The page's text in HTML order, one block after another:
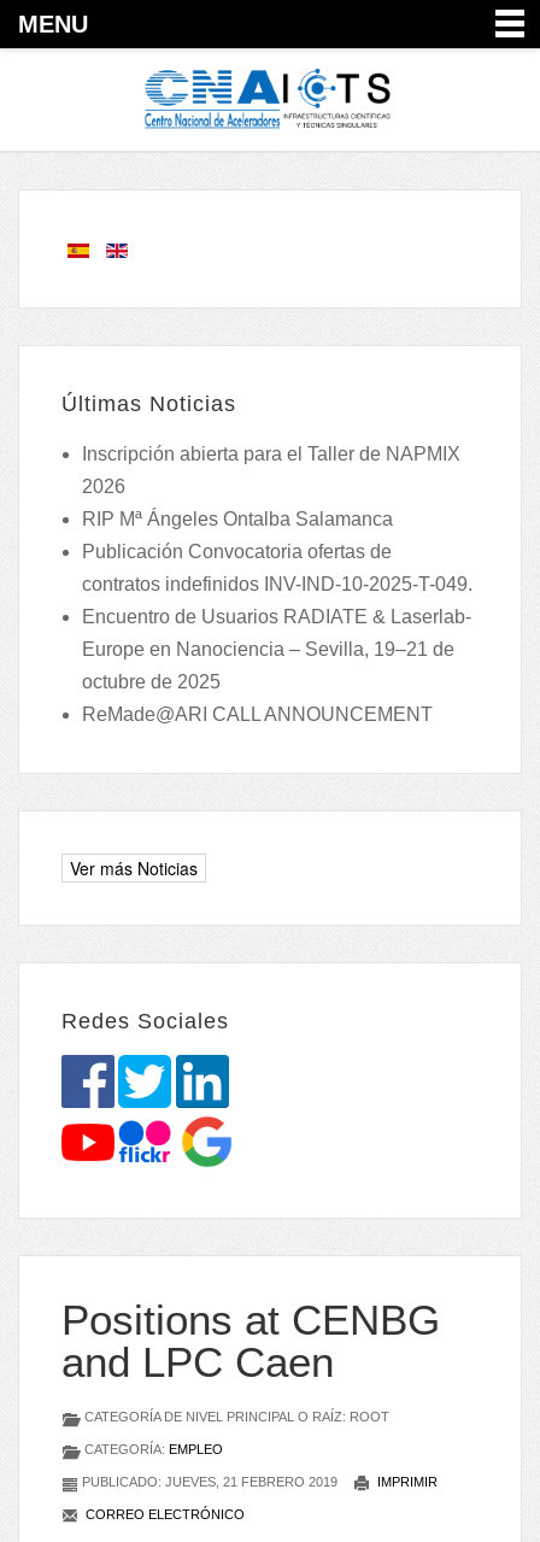
MENU
Últimas Noticias
Inscripción abierta para el Taller de NAPMIX
2026
RIP Mª Ángeles Ontalba Salamanca
Publicación Convocatoria ofertas de
contratos indefinidos INV-IND-10-2025-T-049.
Encuentro de Usuarios RADIATE & Laserlab-
Europe en Nanociencia – Sevilla, 19–21 de
octubre de 2025
ReMade@ARI CALL ANNOUNCEMENT
Redes Sociales
Positions at CENBG
and LPC Caen
CATEGORÍA DE NIVEL PRINCIPAL O RAÍZ: ROOT
CATEGORÍA: EMPLEO
PUBLICADO: JUEVES, 21 FEBRERO 2019 IMPRIMIR
CORREO ELECTRÓNICO